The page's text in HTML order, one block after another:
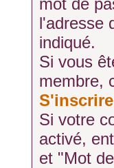
mot de
l'adresse
indiqué.
Si vous
membre,
S'inscrire
Si votre
activé,
et "Mot